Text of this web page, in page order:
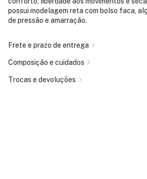
possui modelagem reta com bolso faca,
de pressão e amarração.
Frete e prazo de entrega
Composição e cuidados
Trocas e devoluções